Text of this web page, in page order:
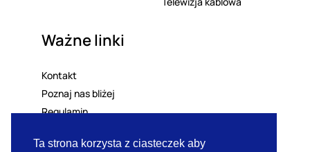
Ważne linki
Kontakt
Poznaj nas bliżej
Regulamin
Lista mailingowa
Ta strona korzysta z ciasteczek aby